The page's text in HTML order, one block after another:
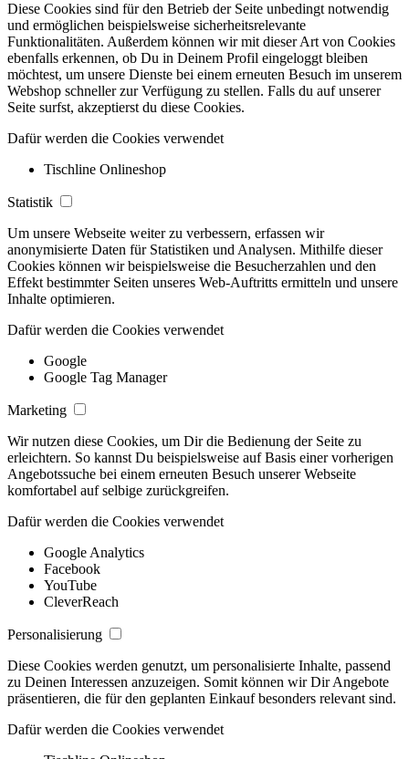
Diese Cookies sind für den Betrieb der Seite unbedingt notwendig
und ermöglichen beispielsweise sicherheitsrelevante
Funktionalitäten. Außerdem können wir mit dieser Art von Cookies
ebenfalls erkennen, ob Du in Deinem Profil eingeloggt bleiben
möchtest, um unsere Dienste bei einem erneuten Besuch im unserem
Webshop schneller zur Verfügung zu stellen. Falls du auf unserer
Seite surfst, akzeptierst du diese Cookies.
Dafür werden die Cookies verwendet
Tischline Onlineshop
Statistik
Um unsere Webseite weiter zu verbessern, erfassen wir
anonymisierte Daten für Statistiken und Analysen. Mithilfe dieser
Cookies können wir beispielsweise die Besucherzahlen und den
Effekt bestimmter Seiten unseres Web-Auftritts ermitteln und unsere
Inhalte optimieren.
Dafür werden die Cookies verwendet
Google
Google Tag Manager
Marketing
Wir nutzen diese Cookies, um Dir die Bedienung der Seite zu
erleichtern. So kannst Du beispielsweise auf Basis einer vorherigen
Angebotssuche bei einem erneuten Besuch unserer Webseite
komfortabel auf selbige zurückgreifen.
Dafür werden die Cookies verwendet
Google Analytics
Facebook
YouTube
CleverReach
Personalisierung
Diese Cookies werden genutzt, um personalisierte Inhalte, passend
zu Deinen Interessen anzuzeigen. Somit können wir Dir Angebote
präsentieren, die für den geplanten Einkauf besonders relevant sind.
Dafür werden die Cookies verwendet